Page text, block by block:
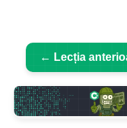
← Lecția